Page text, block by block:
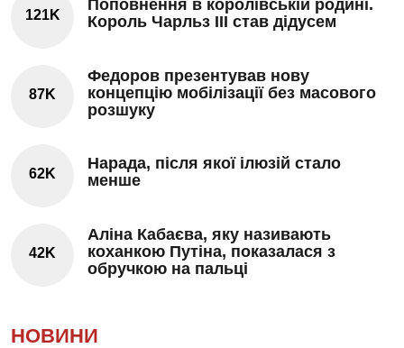
121K
Поповнення в королівській родині.
Король Чарльз III став дідусем
87K
Федоров презентував нову
концепцію мобілізації без масового
розшуку
62K
Нарада, після якої ілюзій стало
менше
42K
Аліна Кабаєва, яку називають
коханкою Путіна, показалася з
обручкою на пальці
НОВИНИ